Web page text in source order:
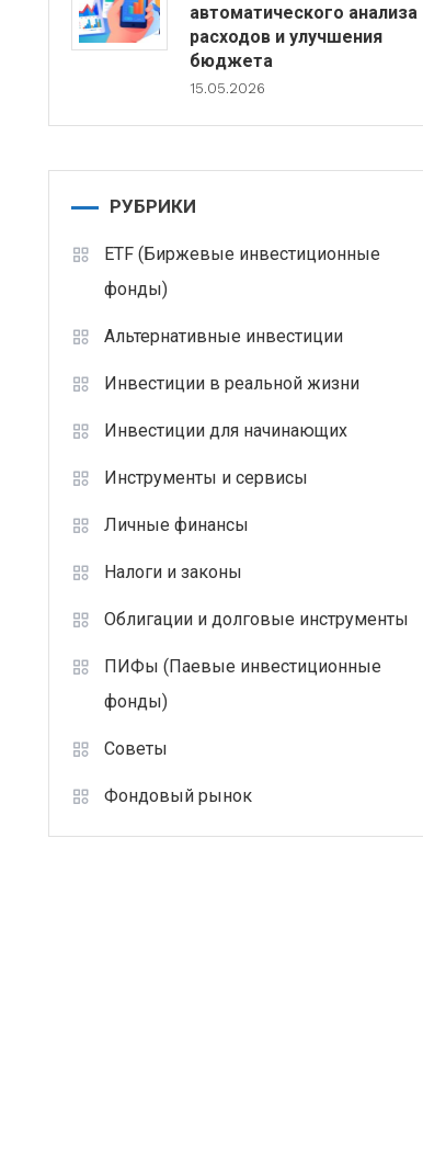
автоматического анализа
расходов и улучшения
бюджета
15.05.2026
РУБРИКИ
ETF (Биржевые инвестиционные
фонды)
Альтернативные инвестиции
Инвестиции в реальной жизни
Инвестиции для начинающих
Инструменты и сервисы
Личные финансы
Налоги и законы
Облигации и долговые инструменты
ПИФы (Паевые инвестиционные
фонды)
Советы
Фондовый рынок